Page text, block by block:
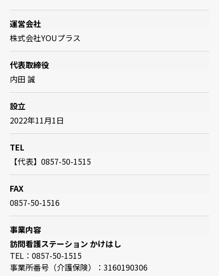
運営会社
株式会社YOUプラス
代表取締役
内田 誠
設立
2022年11月1日
TEL
【代表】0857-50-1515
FAX
0857-50-1516
事業内容
訪問看護ステーション かけはし
TEL：0857-50-1515
事業所番号（介護保険）：3160190306